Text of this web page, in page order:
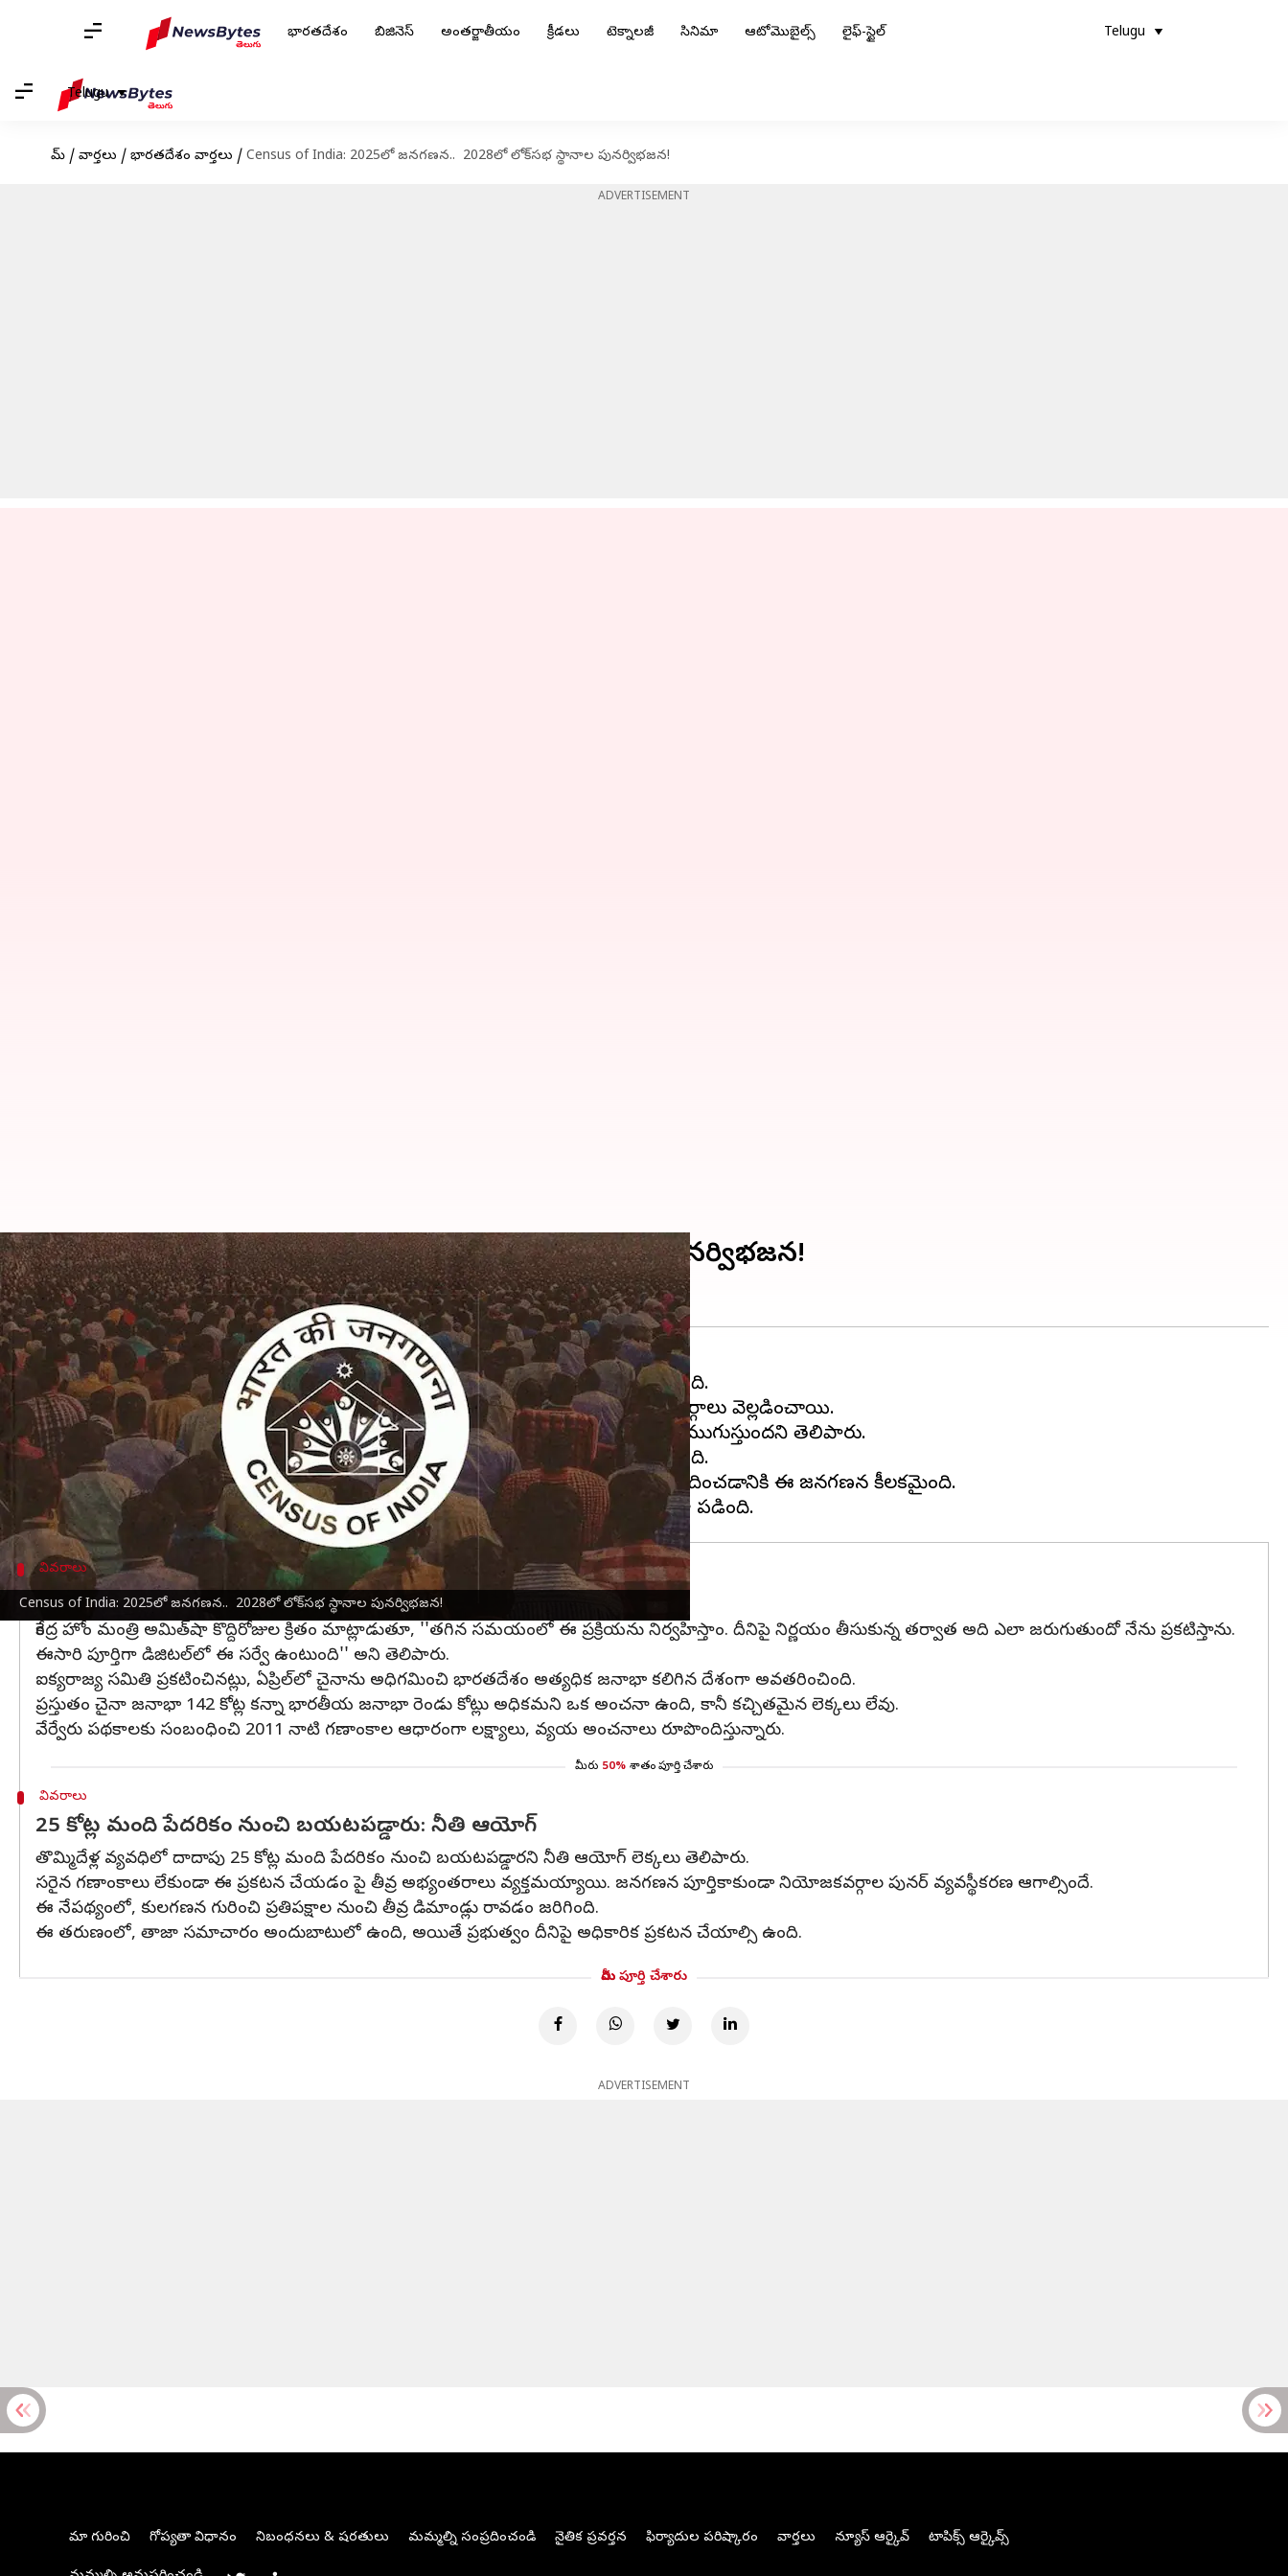
భారతదేశం బిజినెస్ అంతర్జాతీయం క్రీడలు టెక్నాలజీ సినిమా ఆటోమొబైల్స్ లైఫ్-స్టైల్ Telugu
Telugu
హోమ్ / వార్తలు / భారతదేశం వార్తలు / Census of India: 2025లో జనగణన.. 2028లో లోక్‌సభ స్థానాల పునర్విభజన!
ADVERTISEMENT
Census of India: 2025లో జనగణన.. 2028లో లోక్‌సభ స్థానాల పునర్విభజన!
Census of India: 2025లో జనగణన.. 2028లో లోక్‌సభ స్థానాల పునర్విభజన!
వ్రాసిన వారు Sirish Praharaju Oct 28, 2024 10:51 am
ఈ వార్తాకథనం ఏంటి
జనగణన ప్రక్రియకు కేంద్ర ప్రభుత్వంసిద్ధమవుతున్నట్లు సంబంధిత వర్గాల సమాచారం అందింది.
వచ్చే ఏడాదిలో ఈ ప్రక్రియ ప్రారంభమవుతుందని, 2026 వరకు కొనసాగుతుందని ప్రభుత్వ వర్గాలు వెల్లడించాయి.
ఈ ప్రక్రియ పూర్తయిన తర్వాత
లోక్‌సభస్థానాల విభజన ప్రారంభమవుతుందని, అది 2028కి ముగుస్తుందని తెలిపారు.
ప్రతి పది సంవత్సరాలకోసారి నిర్వహించాల్సిన జనగణన మూడేళ్లుగా వాయిదా పడుతూ ఉంది.
రాష్ట్రాలవారీగా, జాతీయ స్థాయిలో వివిధ అభివృద్ధి పథకాలు,సంక్షేమ కార్యక్రమాలను రూపొందించడానికి ఈ జనగణన కీలకమైంది.
వివరాలు
ఏప్రిల్‌లో చైనాను అధిగమించిన భారతదేశం
కేంద్ర హోం మంత్రి అమిత్‌షా కొద్దిరోజుల క్రితం మాట్లాడుతూ, ''తగిన సమయంలో ఈ ప్రక్రియను నిర్వహిస్తాం. దీనిపై నిర్ణయం తీసుకున్న తర్వాత అది ఎలా జరుగుతుందో నేను ప్రకటిస్తాను.
ఈసారి పూర్తిగా డిజిటల్‌లో ఈ సర్వే ఉంటుంది'' అని తెలిపారు.
ఐక్యరాజ్య సమితి ప్రకటించినట్లు, ఏప్రిల్‌లో చైనాను అధిగమించి భారతదేశం అత్యధిక జనాభా కలిగిన దేశంగా అవతరించింది.
ప్రస్తుతం చైనా జనాభా 142 కోట్ల కన్నా భారతీయ జనాభా రెండు కోట్లు అధికమని ఒక అంచనా ఉంది, కానీ కచ్చితమైన లెక్కలు లేవు.
వేర్వేరు పథకాలకు సంబంధించి 2011 నాటి గణాంకాల ఆధారంగా లక్ష్యాలు, వ్యయ అంచనాలు రూపొందిస్తున్నారు.
మీరు 50% శాతం పూర్తి చేశారు
వివరాలు
25 కోట్ల మంది పేదరికం నుంచి బయటపడ్డారు: నీతి ఆయోగ్‌
తొమ్మిదేళ్ల వ్యవధిలో దాదాపు 25 కోట్ల మంది పేదరికం నుంచి బయటపడ్డారని నీతి ఆయోగ్‌ లెక్కలు తెలిపారు.
సరైన గణాంకాలు లేకుండా ఈ ప్రకటన చేయడం పై తీవ్ర అభ్యంతరాలు వ్యక్తమయ్యాయి. జనగణన పూర్తికాకుండా నియోజకవర్గాల పునర్‌ వ్యవస్థీకరణ ఆగాల్సిందే.
ఈ నేపథ్యంలో, కులగణన గురించి ప్రతిపక్షాల నుంచి తీవ్ర డిమాండ్లు రావడం జరిగింది.
ఈ తరుణంలో, తాజా సమాచారం అందుబాటులో ఉంది, అయితే ప్రభుత్వం దీనిపై అధికారిక ప్రకటన చేయాల్సి ఉంది.
మీరు పూర్తి చేశారు
ADVERTISEMENT
మా గురించి గోప్యతా విధానం నిబంధనలు & షరతులు మమ్మల్ని సంప్రదించండి నైతిక ప్రవర్తన ఫిర్యాదుల పరిష్కారం వార్తలు న్యూస్ ఆర్కైవ్ టాపిక్స్ ఆర్కైవ్స్